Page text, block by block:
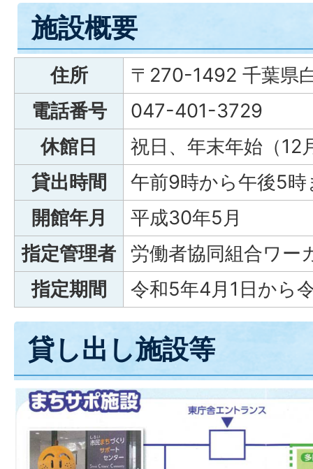
施設概要
住所
〒270-1492 千葉県
電話番号
047-401-3729
休館日
祝日、年末年始（12
貸出時間
午前9時から午後5時
開館年月
平成30年5月
指定管理者
労働者協同組合ワー
指定期間
令和5年4月1日から
貸し出し施設等